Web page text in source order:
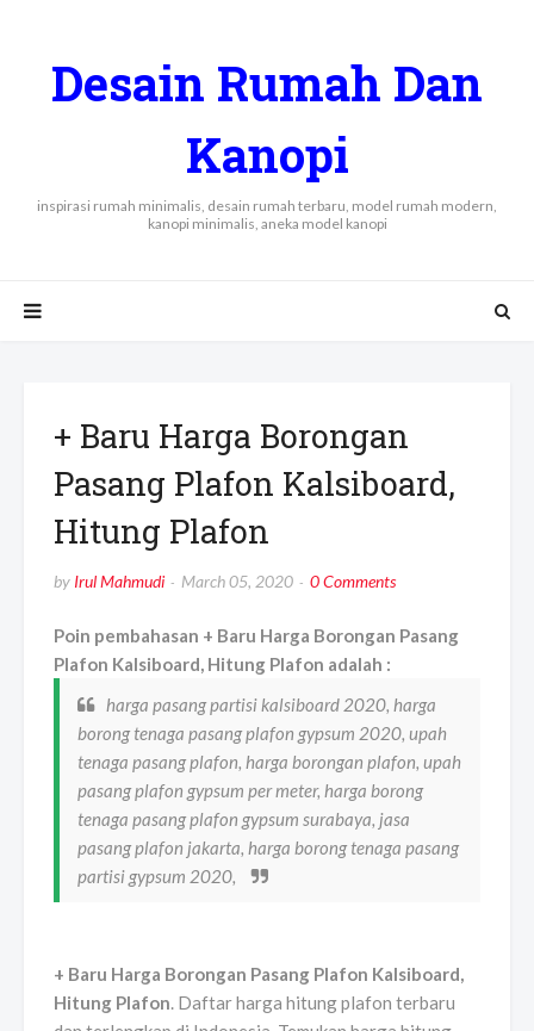
Desain Rumah Dan
Kanopi
inspirasi rumah minimalis, desain rumah terbaru, model rumah modern,
kanopi minimalis, aneka model kanopi
+ Baru Harga Borongan
Pasang Plafon Kalsiboard,
Hitung Plafon
by Irul Mahmudi March 05, 2020 0 Comments
Poin pembahasan + Baru Harga Borongan Pasang
Plafon Kalsiboard, Hitung Plafon adalah :
harga pasang partisi kalsiboard 2020, harga
borong tenaga pasang plafon gypsum 2020, upah
tenaga pasang plafon, harga borongan plafon, upah
pasang plafon gypsum per meter, harga borong
tenaga pasang plafon gypsum surabaya, jasa
pasang plafon jakarta, harga borong tenaga pasang
partisi gypsum 2020,
+ Baru Harga Borongan Pasang Plafon Kalsiboard,
Hitung Plafon. Daftar harga hitung plafon terbaru